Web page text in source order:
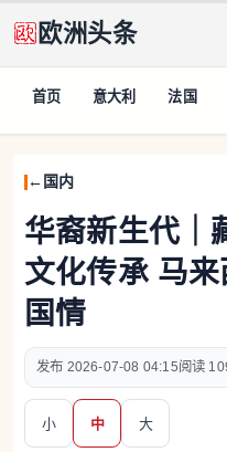
欧洲头条
首页 意大利 法国
国内
华裔新生代｜
文化传承 马
国情
2026-07-08 04:15
小 中 大